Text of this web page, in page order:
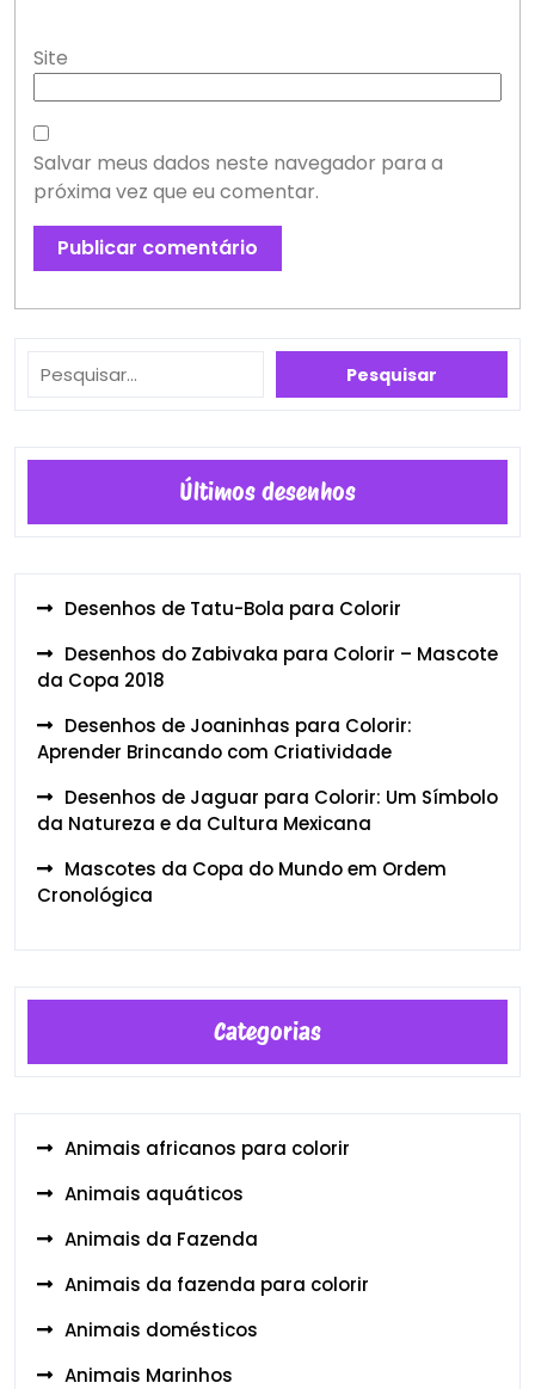
Site
Salvar meus dados neste navegador para a
próxima vez que eu comentar.
Pesquisar Pesquisar
Últimos desenhos
Desenhos de Tatu-Bola para Colorir
Desenhos do Zabivaka para Colorir – Mascote
da Copa 2018
Desenhos de Joaninhas para Colorir:
Aprender Brincando com Criatividade
Desenhos de Jaguar para Colorir: Um Símbolo
da Natureza e da Cultura Mexicana
Mascotes da Copa do Mundo em Ordem
Cronológica
Categorias
Animais africanos para colorir
Animais aquáticos
Animais da Fazenda
Animais da fazenda para colorir
Animais domésticos
Animais Marinhos